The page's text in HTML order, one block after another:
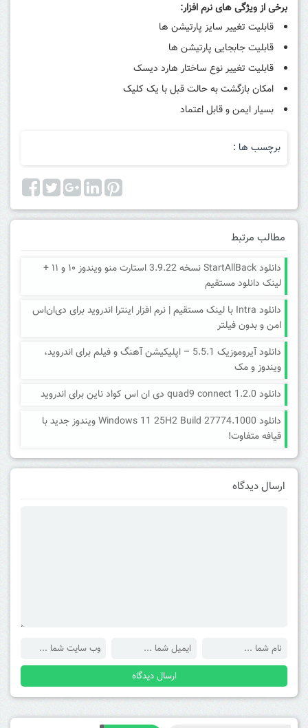
برخی از ویژگی های نرم افزار:
قابلیت تغییر سایز پارتیشن ها
قابلیت جابجایی پارتیشن ها
قابلیت تغییر نوع ساختار هارد دیسک
امکان بازگشت به حالت قبل با یک کلیک
بسیار ایمن و قابل اعتماد
برچسب ها :
مطالب مرتبط
دانلود StartAllBack نسخه 3.9.22 استارت منو ویندوز ۱۰ و ۱۱ +
لینک دانلود مستقیم
دانلود Intra با لینک مستقیم | نرم افزار اینترا اندروید برای دی‌ان‌اس
امن و بدون فیلتر
دانلود آیروموزیک 5.5.1 – اپلیکیشن آهنگ و فیلم برای اندروید،
ویندوز و مک
دانلود quad9 connect 1.2.0 دی ان اس کواد ناین برای اندروید
دانلود Windows 11 25H2 Build 27774.1000 ویندوز جدید با
قیافه متفاوت!
ارسال دیدگاه